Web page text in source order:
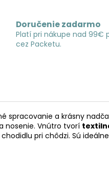
Doručenie zadarmo
Platí pri nákupe nad 99€
cez Packetu.
spracovanie a krásny
nosenie. Vnútro tvorí
pri chôdzi. Sú